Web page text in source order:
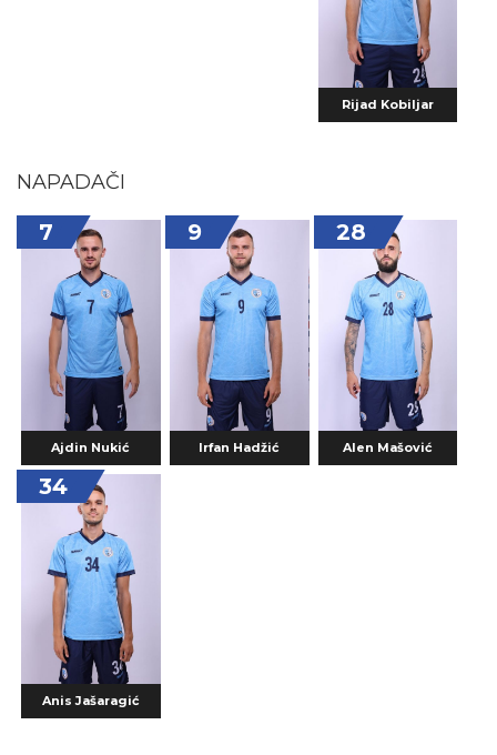
Rijad Kobiljar
NAPADAČI
7
Ajdin Nukić
9
Irfan Hadžić
28
Alen Mašović
34
Anis Jašaragić